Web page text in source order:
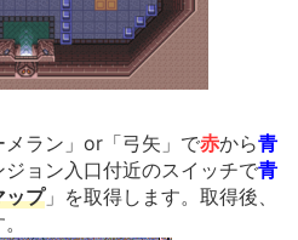
ラン」or「弓矢」で赤から青
ョン入口付近のスイッチで青
ップ」を取得します。取得後、